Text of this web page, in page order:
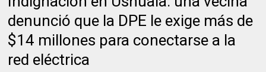
denunció que la DPE le exige más de
$14 millones para conectarse a la
red eléctrica